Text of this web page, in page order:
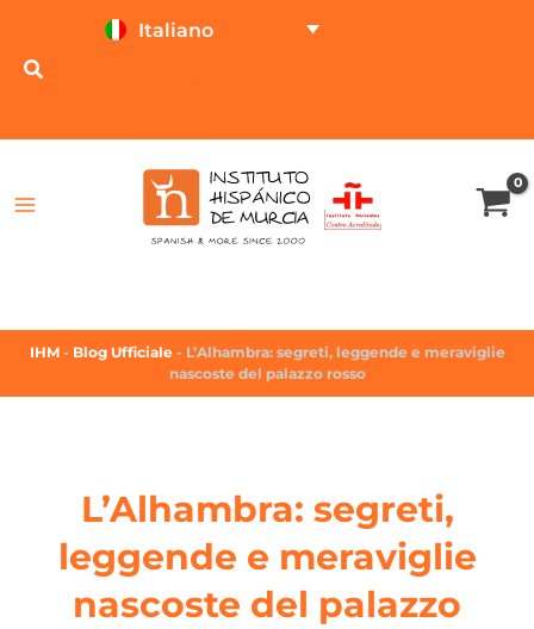
Italiano
IHM - Blog Ufficiale - L’Alhambra: segreti, leggende e meraviglie
nascoste del palazzo rosso
L’Alhambra: segreti,
leggende e meraviglie
nascoste del palazzo